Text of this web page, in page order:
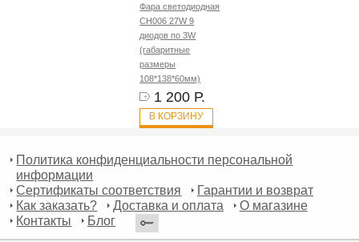
Фара светодиодная
CH006 27W 9
диодов по 3W
(габаритные
размеры
108*138*60мм)
1 200 Р.
В КОРЗИНУ
Политика конфиденциальности персональной
информации
Сертификаты соответствия
Гарантии и возврат
Как заказать?
Доставка и оплата
О магазине
Контакты
Блог